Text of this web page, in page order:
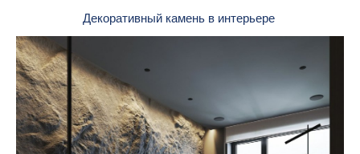
Декоративный камень в интерьере